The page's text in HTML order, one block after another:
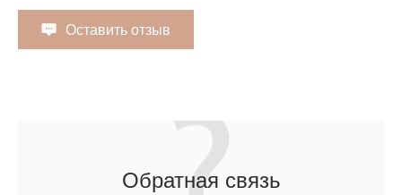
Оставить отзыв
Обратная связь